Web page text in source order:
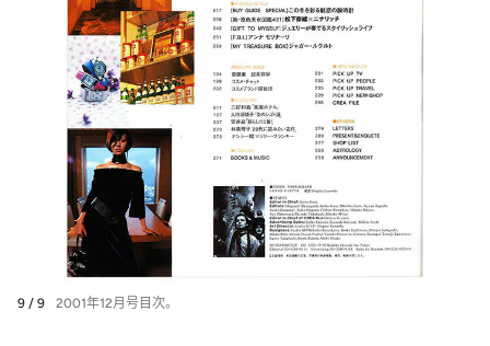
9 / 9 2001年12月号目次。